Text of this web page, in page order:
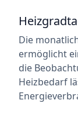
Die
ermöglicht
die
Heizbedarf